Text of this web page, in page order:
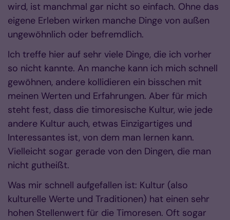
wird, ist manchmal gar nicht so einfach. Ohne das
eigene Erleben wirken manche Dinge von außen
ungewöhnlich oder befremdlich.
Ich treffe hier auf sehr viele Dinge, die ich vorher
so nicht kannte. An manche kann ich mich schnell
gewöhnen, andere kollidieren ein bisschen mit
meinen Werten und Erfahrungen. Aber für mich
steht fest, dass die timoresische Kultur, wie jede
andere Kultur auch, etwas Einzigartiges und
Interessantes ist, von dem man lernen kann.
Vielleicht sogar gerade von den Dingen, die man
nicht gutheißt.
Was mir schnell aufgefallen ist: Kultur (also
kulturelle Werte und Traditionen) hat einen sehr
hohen Stellenwert für die Timoresen. Oft sogar